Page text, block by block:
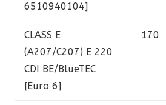
6510940104]
CLASS E
(A207/C207) E 220
CDI BE/BlueTEC
[Euro 6]
170